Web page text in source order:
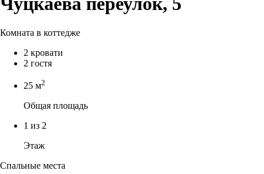
Комната в коттедже
2 кровати
2 гостя
25 м2
Общая площадь
1 из 2
Этаж
Спальные места